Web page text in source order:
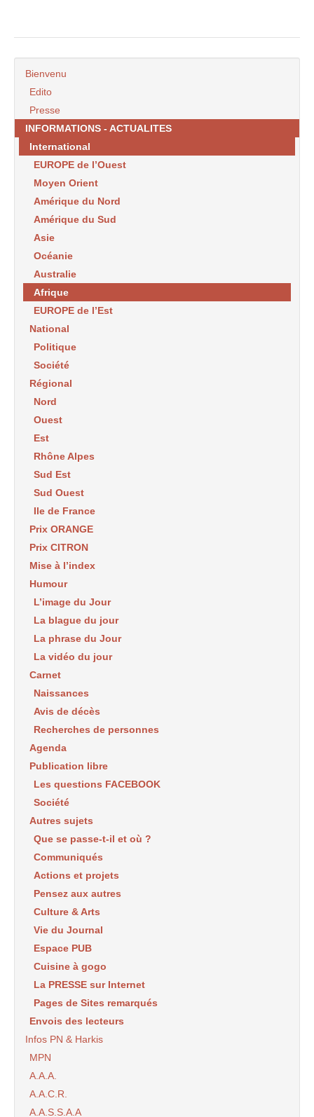
Bienvenu
Edito
Presse
INFORMATIONS - ACTUALITES
International
EUROPE de l’Ouest
Moyen Orient
Amérique du Nord
Amérique du Sud
Asie
Océanie
Australie
Afrique
EUROPE de l’Est
National
Politique
Société
Régional
Nord
Ouest
Est
Rhône Alpes
Sud Est
Sud Ouest
Ile de France
Prix ORANGE
Prix CITRON
Mise à l’index
Humour
L’image du Jour
La blague du jour
La phrase du Jour
La vidéo du jour
Carnet
Naissances
Avis de décès
Recherches de personnes
Agenda
Publication libre
Les questions FACEBOOK
Société
Autres sujets
Que se passe-t-il et où ?
Communiqués
Actions et projets
Pensez aux autres
Culture & Arts
Vie du Journal
Espace PUB
Cuisine à gogo
La PRESSE sur Internet
Pages de Sites remarqués
Envois des lecteurs
Infos PN & Harkis
MPN
A.A.A.
A.A.C.R.
A.A.S.S.A.A